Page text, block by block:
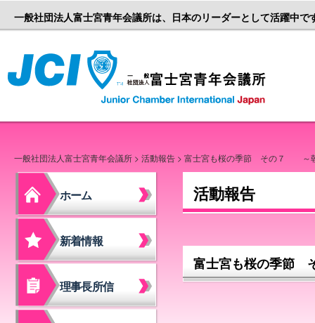
一般社団法人富士宮青年会議所は、日本のリーダーとして活躍中で
一般社団法人富士宮青年会議所 > 活動報告 > 富士宮も桜の季節 その７ ～
ホーム
新着情報
理事長所信
活動報告
富士宮も桜の季節